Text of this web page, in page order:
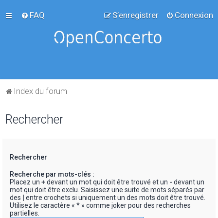
FAQ Connexion
S’enregistrer
Index du forum
Rechercher
Rechercher
Recherche par mots-clés :
Placez un + devant un mot qui doit être trouvé et un - devant un
mot qui doit être exclu. Saisissez une suite de mots séparés par
des
entre crochets si uniquement un des mots doit être trouvé.
Utilisez le caractère « * » comme joker pour des recherches
partielles.